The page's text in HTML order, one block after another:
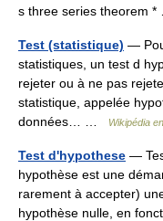
s three series theorem
Test (statistique) —
statistiques, un test d
rejeter ou à ne pas
statistique, appelée
données… …
Wikipédia
Test d'hypothese —
hypothèse est une
rarement à accepter)
hypothèse nulle, en